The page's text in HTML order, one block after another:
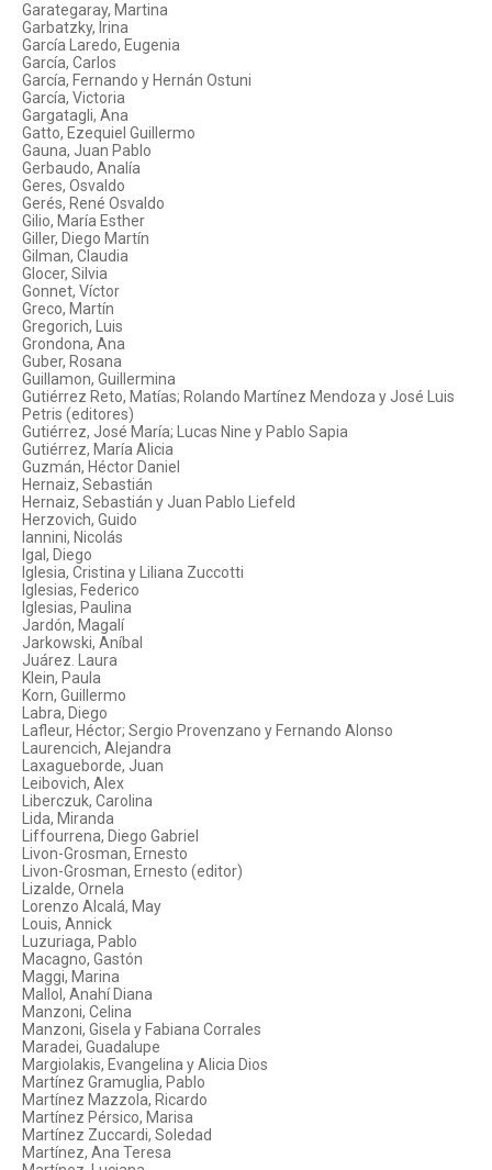
Garategaray, Martina
Garbatzky, Irina
García Laredo, Eugenia
García, Carlos
García, Fernando y Hernán Ostuni
García, Victoria
Gargatagli, Ana
Gatto, Ezequiel Guillermo
Gauna, Juan Pablo
Gerbaudo, Analía
Geres, Osvaldo
Gerés, René Osvaldo
Gilio, María Esther
Giller, Diego Martín
Gilman, Claudia
Glocer, Silvia
Gonnet, Víctor
Greco, Martín
Gregorich, Luis
Grondona, Ana
Guber, Rosana
Guillamon, Guillermina
Gutiérrez Reto, Matías; Rolando Martínez Mendoza y José Luis
Petris (editores)
Gutiérrez, José María; Lucas Nine y Pablo Sapia
Gutiérrez, María Alicia
Guzmán, Héctor Daniel
Hernaiz, Sebastián
Hernaiz, Sebastián y Juan Pablo Liefeld
Herzovich, Guido
Iannini, Nicolás
Igal, Diego
Iglesia, Cristina y Liliana Zuccotti
Iglesias, Federico
Iglesias, Paulina
Jardón, Magalí
Jarkowski, Aníbal
Juárez. Laura
Klein, Paula
Korn, Guillermo
Labra, Diego
Lafleur, Héctor; Sergio Provenzano y Fernando Alonso
Laurencich, Alejandra
Laxagueborde, Juan
Leibovich, Alex
Liberczuk, Carolina
Lida, Miranda
Liffourrena, Diego Gabriel
Livon-Grosman, Ernesto
Livon-Grosman, Ernesto (editor)
Lizalde, Ornela
Lorenzo Alcalá, May
Louis, Annick
Luzuriaga, Pablo
Macagno, Gastón
Maggi, Marina
Mallol, Anahí Diana
Manzoni, Celina
Manzoni, Gisela y Fabiana Corrales
Maradei, Guadalupe
Margiolakis, Evangelina y Alicia Dios
Martínez Gramuglia, Pablo
Martínez Mazzola, Ricardo
Martínez Pérsico, Marisa
Martínez Zuccardi, Soledad
Martínez, Ana Teresa